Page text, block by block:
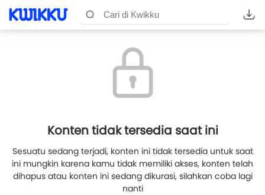
Konten tidak tersedia saat ini
Sesuatu sedang terjadi, konten ini tidak tersedia untuk saat
ini mungkin karena kamu tidak memiliki akses, konten telah
dihapus atau konten ini sedang dikurasi, silahkan coba lagi
nanti